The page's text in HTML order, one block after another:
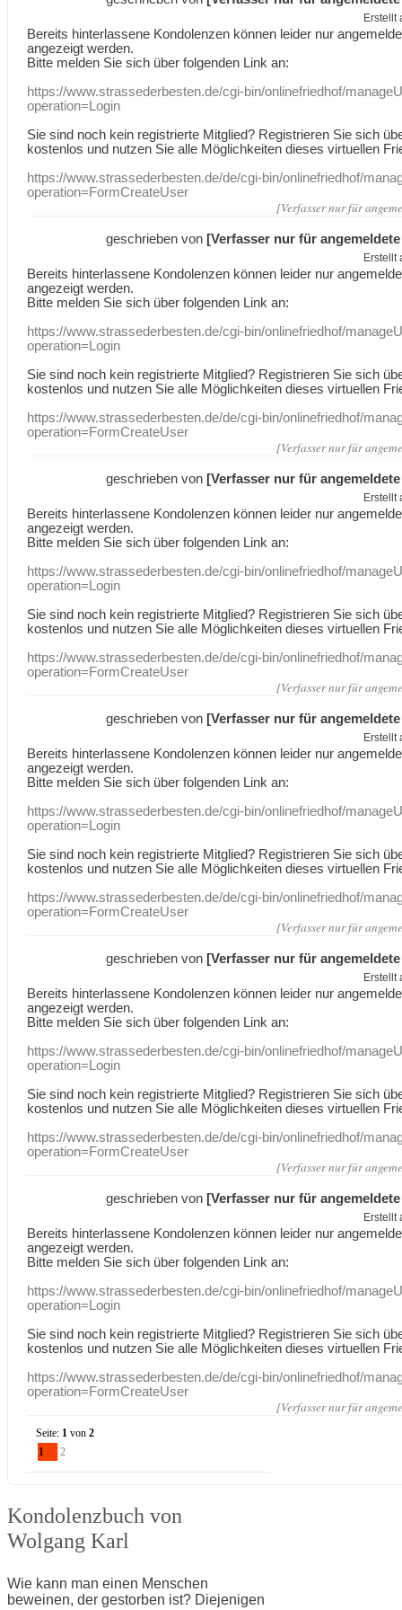
Erstellt
Bereits hinterlassene Kondolenzen können leider nur
angezeigt werden.
Bitte melden Sie sich über folgenden Link an:
https://www.strassederbesten.de/cgi-bin/onlinefriedhof/
operation=Login
Sie sind noch kein registrierte Mitglied? Registrieren Sie sich
kostenlos und nutzen Sie alle Möglichkeiten dieses virtuellen
https://www.strassederbesten.de/de/cgi-bin/onlinefriedhof/
operation=FormCreateUser
[Verfasser nur für
geschrieben von [Verfasser nur für
Erstellt
Bereits hinterlassene Kondolenzen können leider nur
angezeigt werden.
Bitte melden Sie sich über folgenden Link an:
https://www.strassederbesten.de/cgi-bin/onlinefriedhof/
operation=Login
Sie sind noch kein registrierte Mitglied? Registrieren Sie sich
kostenlos und nutzen Sie alle Möglichkeiten dieses virtuellen
https://www.strassederbesten.de/de/cgi-bin/onlinefriedhof/
operation=FormCreateUser
[Verfasser nur für
geschrieben von [Verfasser nur für
Erstellt
Bereits hinterlassene Kondolenzen können leider nur
angezeigt werden.
Bitte melden Sie sich über folgenden Link an:
https://www.strassederbesten.de/cgi-bin/onlinefriedhof/
operation=Login
Sie sind noch kein registrierte Mitglied? Registrieren Sie sich
kostenlos und nutzen Sie alle Möglichkeiten dieses virtuellen
https://www.strassederbesten.de/de/cgi-bin/onlinefriedhof/
operation=FormCreateUser
[Verfasser nur für
geschrieben von [Verfasser nur für
Erstellt
Bereits hinterlassene Kondolenzen können leider nur
angezeigt werden.
Bitte melden Sie sich über folgenden Link an:
https://www.strassederbesten.de/cgi-bin/onlinefriedhof/
operation=Login
Sie sind noch kein registrierte Mitglied? Registrieren Sie sich
kostenlos und nutzen Sie alle Möglichkeiten dieses virtuellen
https://www.strassederbesten.de/de/cgi-bin/onlinefriedhof/
operation=FormCreateUser
[Verfasser nur für
geschrieben von [Verfasser nur für
Erstellt
Bereits hinterlassene Kondolenzen können leider nur
angezeigt werden.
Bitte melden Sie sich über folgenden Link an:
https://www.strassederbesten.de/cgi-bin/onlinefriedhof/
operation=Login
Sie sind noch kein registrierte Mitglied? Registrieren Sie sich
kostenlos und nutzen Sie alle Möglichkeiten dieses virtuellen
https://www.strassederbesten.de/de/cgi-bin/onlinefriedhof/
operation=FormCreateUser
[Verfasser nur für
geschrieben von [Verfasser nur für
Erstellt
Bereits hinterlassene Kondolenzen können leider nur
angezeigt werden.
Bitte melden Sie sich über folgenden Link an:
https://www.strassederbesten.de/cgi-bin/onlinefriedhof/
operation=Login
Sie sind noch kein registrierte Mitglied? Registrieren Sie sich
kostenlos und nutzen Sie alle Möglichkeiten dieses virtuellen
https://www.strassederbesten.de/de/cgi-bin/onlinefriedhof/
operation=FormCreateUser
[Verfasser nur für
Seite: 1 von2
1
2
Kondolenzbuch von
Wolgang Karl
Wie kann man einen Menschen
beweinen, der gestorben ist? Diejenigen